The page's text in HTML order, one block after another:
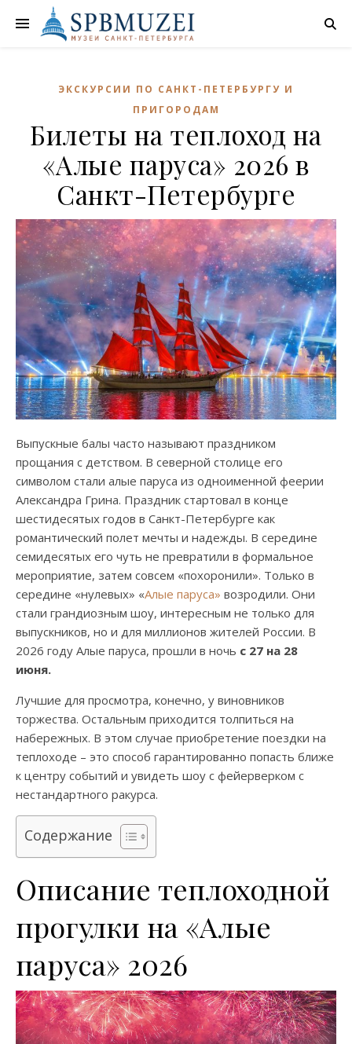
ЭКСКУРСИИ ПО САНКТ-ПЕТЕРБУРГУ И
ПРИГОРОДАМ
Билеты на теплоход на
«Алые паруса» 2026 в
Санкт-Петербурге
Выпускные балы часто называют праздником
прощания с детством. В северной столице его
символом стали алые паруса из одноименной феерии
Александра Грина. Праздник стартовал в конце
шестидесятых годов в Санкт-Петербурге как
романтический полет мечты и надежды. В середине
семидесятых его чуть не превратили в формальное
мероприятие, затем совсем «похоронили». Только в
середине «нулевых» «Алые паруса» возродили. Они
стали грандиозным шоу, интересным не только для
выпускников, но и для миллионов жителей России. В
2026 году Алые паруса, прошли в ночь с 27 на 28
июня.
Лучшие для просмотра, конечно, у виновников
торжества. Остальным приходится толпиться на
набережных. В этом случае приобретение поездки на
теплоходе – это способ гарантированно попасть ближе
к центру событий и увидеть шоу с фейерверком с
нестандартного ракурса.
Содержание
Описание теплоходной
прогулки на «Алые
паруса» 2026